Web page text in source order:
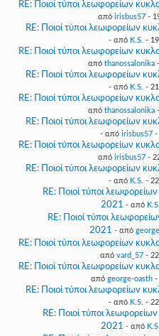
RE: Ποιοί τύποι λεωφορείων
από irisbus57-
RE: Ποιοί τύποι λεωφορείων
- από K.S. -
RE: Ποιοί τύποι λεωφορείων
από thanossalonika
RE: Ποιοί τύποι λεωφορείων
- από K.S. -
RE: Ποιοί τύποι λεωφορείων
από thanossalonika
RE: Ποιοί τύποι λεωφορείων
- από irisbus57-
RE: Ποιοί τύποι λεωφορείων
από irisbus57-
RE: Ποιοί τύποι λεωφορείων
- από K.S. -
RE: Ποιοί τύποι
2021 - από K.S.
RE: Ποιοί τύποι
2021 - από
RE: Ποιοί τύποι λεωφορείων
από vard_57-
RE: Ποιοί τύποι λεωφορείων
από george-oasth-
RE: Ποιοί τύποι λεωφορείων
- από K.S. -
RE: Ποιοί τύποι
2021 - από K.S.